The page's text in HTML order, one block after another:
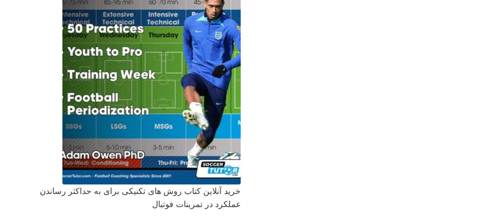
خرید آنلاین کتاب روش های تکنیکی برای به حداکثر رساندن
عملکرد در تمرینات فوتبال